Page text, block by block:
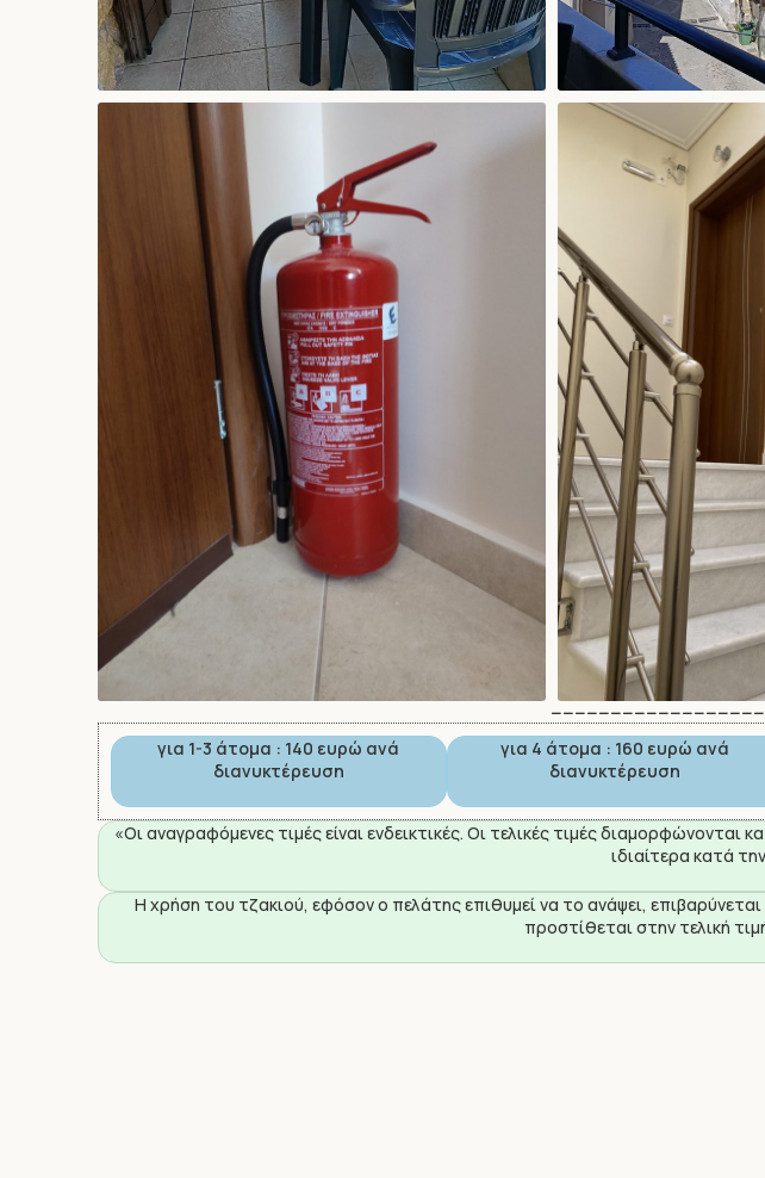
για 1-3 άτομα : 140 ευρώ ανά
διανυκτέρευση
για 4 άτομα : 160 ευρώ ανά
διανυκτέρευση
«Οι αναγραφόμενες τιμές είναι ενδεικτικές. Οι τελικές τιμές
ιδιαίτερα κατά
Η χρήση του τζακιού, εφόσον ο πελάτης επιθυμεί να το ανάψει,
προστίθεται στην τελική